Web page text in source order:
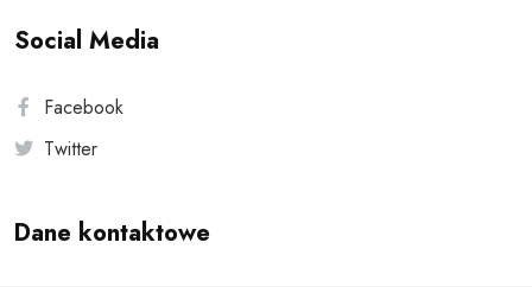
Social Media
Facebook
Twitter
Dane kontaktowe